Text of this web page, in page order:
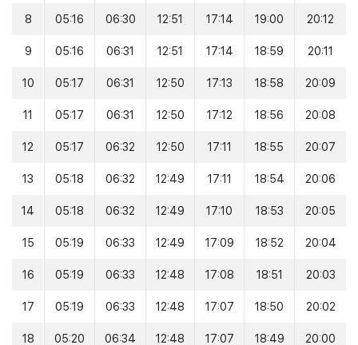
8 05:16 06:30 12:51 17:14 19:00 20:12
9 05:16 06:31 12:51 17:14 18:59 20:11
10 05:17 06:31 12:50 17:13 18:58 20:09
11 05:17 06:31 12:50 17:12 18:56 20:08
12 05:17 06:32 12:50 17:11 18:55 20:07
13 05:18 06:32 12:49 17:11 18:54 20:06
14 05:18 06:32 12:49 17:10 18:53 20:05
15 05:19 06:33 12:49 17:09 18:52 20:04
16 05:19 06:33 12:48 17:08 18:51 20:03
17 05:19 06:33 12:48 17:07 18:50 20:02
18 05:20 06:34 12:48 17:07 18:49 20:00